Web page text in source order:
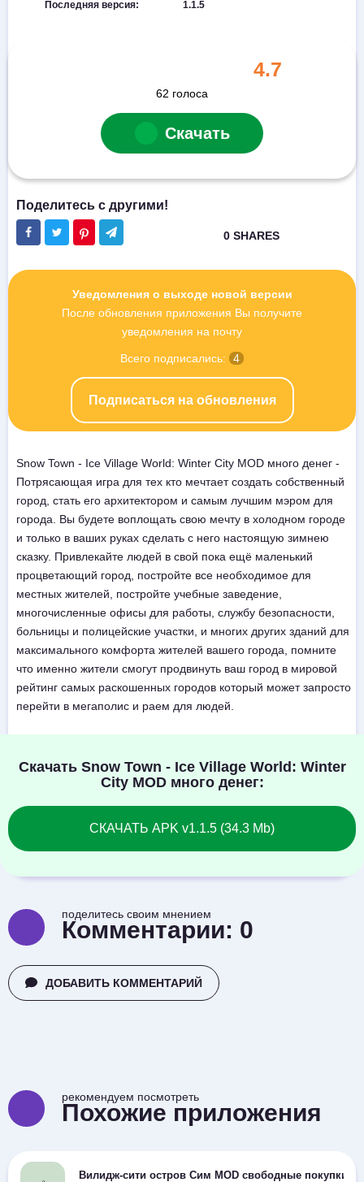
Последняя версия: 1.1.5
4.7
62 голоса
Скачать
Уведомления о выходе новой версии
После обновления приложения Вы получите
уведомления на почту
Подписаться на обновления
Всего подписались: 4
Snow Town - Ice Village World: Winter City MOD много денег -
Потрясающая игра для тех кто мечтает создать собственный
город, стать его архитектором и самым лучшим мэром для
города. Вы будете воплощать свою мечту в холодном городе
и только в ваших руках сделать с него настоящую зимнею
сказку. Привлекайте людей в свой пока ещё маленький
процветающий город, постройте все необходимое для
местных жителей, постройте учебные заведение,
многочисленные офисы для работы, службу безопасности,
больницы и полицейские участки, и многих других зданий для
максимального комфорта жителей вашего города, помните
что именно жители смогут продвинуть ваш город в мировой
рейтинг самых раскошенных городов который может запросто
перейти в мегаполис и раем для людей.
Скачать Snow Town - Ice Village World: Winter
City MOD много денег:
СКАЧАТЬ APK v1.1.5 (34.3 Mb)
поделитесь своим мнением
Комментарии: 0
ДОБАВИТЬ КОММЕНТАРИЙ
рекомендуем посмотреть
Похожие приложения
Вилидж-сити остров Сим MOD свободные покупки